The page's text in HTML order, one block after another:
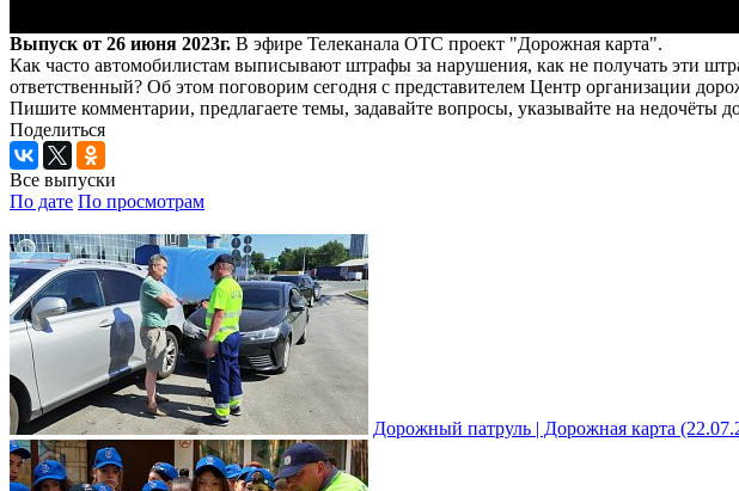
Выпуск от 26 июня 2023г. В эфире Телеканала ОТС проект "Дорожная карта".
Как часто автомобилистам выписывают штрафы за нарушения, как не получать эти
ответственный? Об этом поговорим сегодня с представителем Центр организации
Пишите комментарии, предлагаете темы, задавайте вопросы, указывайте на недочёты
Поделиться
Все выпуски
По дате По просмотрам
Дорожный патруль | Дорожная карта